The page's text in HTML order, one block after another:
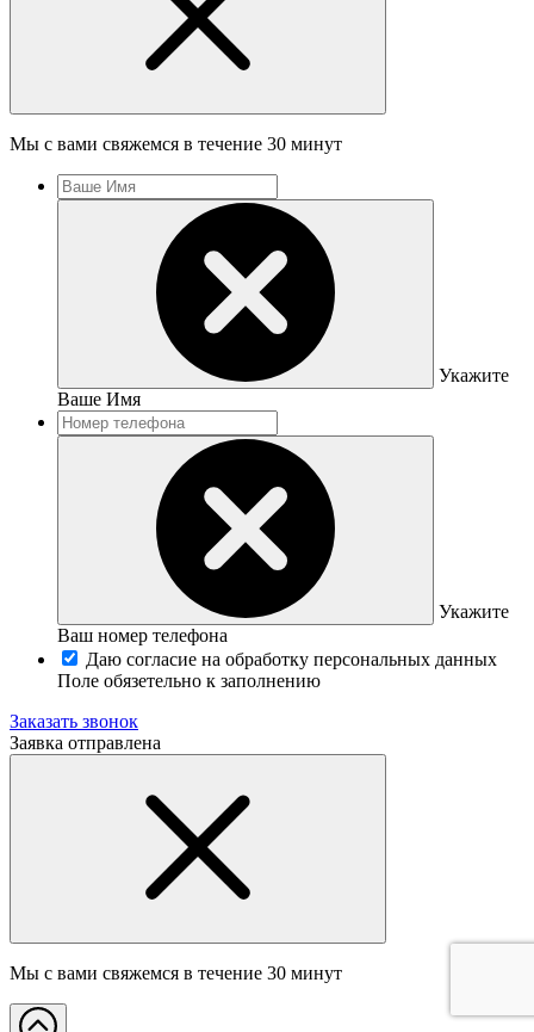
Мы с вами свяжемся в течение 30 минут
Укажите
Ваше Имя
Укажите
Ваш номер телефона
Даю согласие на обработку персональных данных
Поле обязетельно к заполнению
Заказать звонок
Заявка отправлена
Мы с вами свяжемся в течение 30 минут